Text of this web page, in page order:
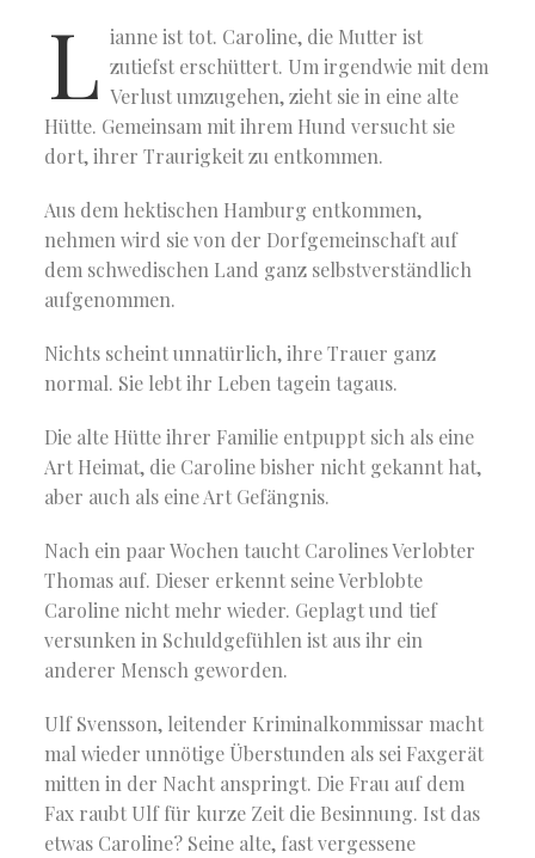
L ianne ist tot. Caroline, die Mutter ist
zutiefst erschüttert. Um irgendwie mit dem
Verlust umzugehen, zieht sie in eine alte
Hütte. Gemeinsam mit ihrem Hund versucht sie
dort, ihrer Traurigkeit zu entkommen.
Aus dem hektischen Hamburg entkommen,
nehmen wird sie von der Dorfgemeinschaft auf
dem schwedischen Land ganz selbstverständlich
aufgenommen.
Nichts scheint unnatürlich, ihre Trauer ganz
normal. Sie lebt ihr Leben tagein tagaus.
Die alte Hütte ihrer Familie entpuppt sich als eine
Art Heimat, die Caroline bisher nicht gekannt hat,
aber auch als eine Art Gefängnis.
Nach ein paar Wochen taucht Carolines Verlobter
Thomas auf. Dieser erkennt seine Verblobte
Caroline nicht mehr wieder. Geplagt und tief
versunken in Schuldgefühlen ist aus ihr ein
anderer Mensch geworden.
Ulf Svensson, leitender Kriminalkommissar macht
mal wieder unnötige Überstunden als sei Faxgerät
mitten in der Nacht anspringt. Die Frau auf dem
Fax raubt Ulf für kurze Zeit die Besinnung. Ist das
etwas Caroline? Seine alte, fast vergessene